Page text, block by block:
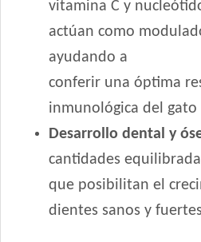
vitamina C y
actúan como
ayudando a
conferir una óptima
inmunológica del gato
Desarrollo dental y
cantidades
que posibilitan el
dientes sanos y